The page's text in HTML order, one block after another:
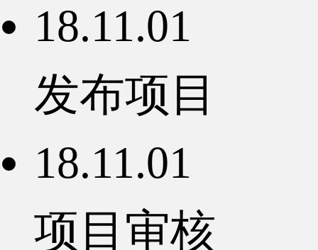
18.11.01
发布项目
18.11.01
项目审核